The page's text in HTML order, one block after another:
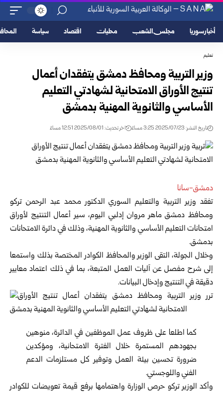
أخبار سوريا مجلس الشعب محليات اقتصاد سياسة
تعليم
وزير التربية ومحافظ دمشق يتفقدان أعمال
تنتيج الأوراق الامتحانية لشهادتي التعليم
الأساسي والثانوية المهنية بدمشق
تاريخ النشر: 2025/07/23 3:25 مساءً اخر تحديث: 2025/08/01 12:51 مساءً
دمشق-سانا
تفقد وزير التربية والتعليم السوري الدكتور محمد عبد الرحمن تركو
ومحافظ دمشق ماهر مروان إدلبي اليوم، سير أعمال التنتيج لأوراق
امتحانات التعليم الأساسي والثانوية المهنية، وذلك في دائرة الامتحانات
بدمشق.
وخلال الجولة، التقى الوزير والمحافظ الكوادر المختصة بذلك واستمعا
إلى شرح مفصل عن آليات العمل المتبعة، بما في ذلك اعتماد معايير
دقيقة في التنتيج وإدخال البيانات.
كما اطلعا على ظروف عمل الموظفين في الدائرة، منوهين
بجهودهم المستمرة خلال الفترة الامتحانية، ومؤكدين
ضرورة تحسين بيئة العمل وتوفير كل مستلزمات الدعم
الفني واللوجستي.
وأكد الوزير تركو حرص الوزارة واهتمامها برفع قيمة تعويضات للكوادر